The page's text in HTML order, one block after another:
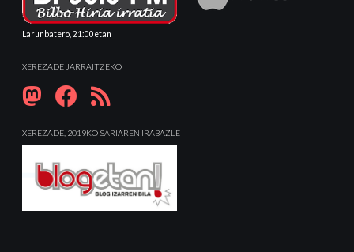
Larunbatero, 21:00etan
XEREZADE JARRAITZEKO
XEREZADE, 2019KO SARIAREN IRABAZLE